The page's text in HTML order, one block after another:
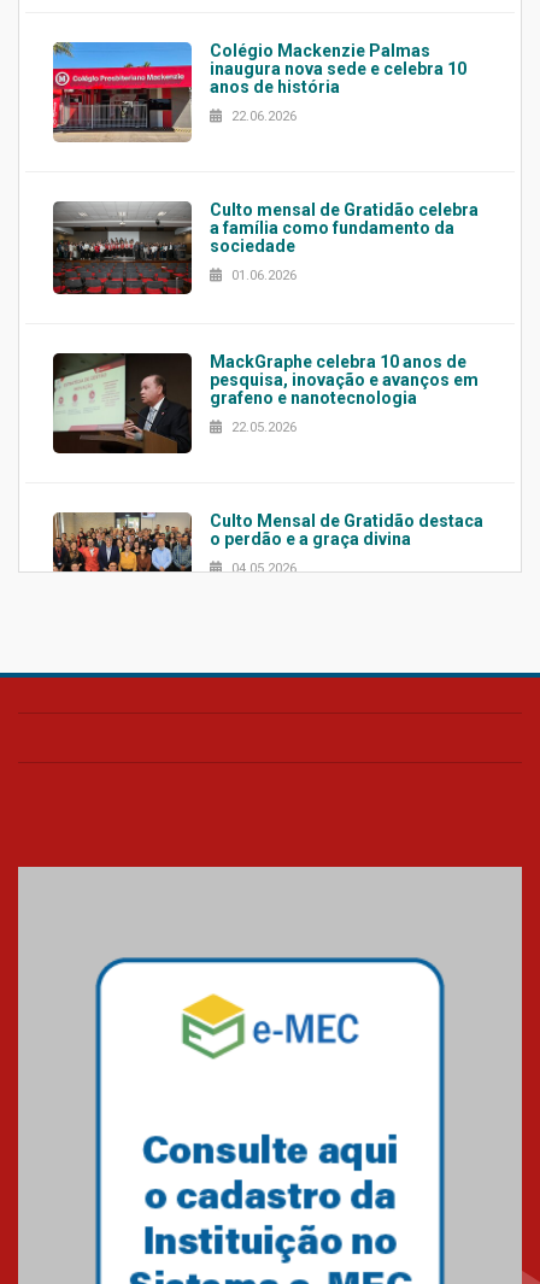
Colégio Mackenzie Palmas
inaugura nova sede e celebra 10
anos de história
22.06.2026
Culto mensal de Gratidão celebra
a família como fundamento da
sociedade
01.06.2026
MackGraphe celebra 10 anos de
pesquisa, inovação e avanços em
grafeno e nanotecnologia
22.05.2026
Culto Mensal de Gratidão destaca
o perdão e a graça divina
04.05.2026
Confira como foi o culto mensal
Mackenzie mobiliza campanha
solidária para apoiar famílias em
Minas Gerais
Primeiro culto do ano ressalta o
27.02.2026